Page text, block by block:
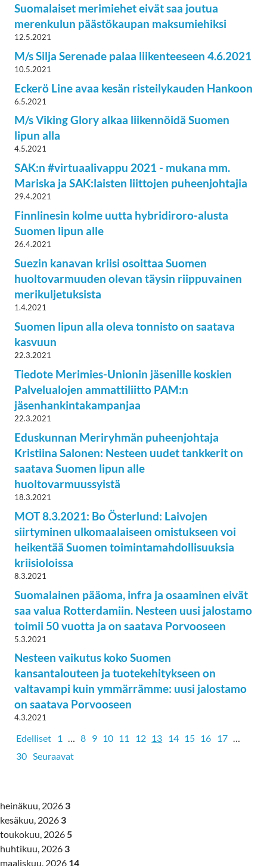
Suomalaiset merimiehet eivät saa joutua
merenkulun päästökaupan maksumiehiksi
12.5.2021
M/s Silja Serenade palaa liikenteeseen 4.6.2021
10.5.2021
Eckerö Line avaa kesän risteilykauden Hankoon
6.5.2021
M/s Viking Glory alkaa liikennöidä Suomen
lipun alla
4.5.2021
SAK:n #virtuaalivappu 2021 - mukana mm.
Mariska ja SAK:laisten liittojen puheenjohtajia
29.4.2021
Finnlinesin kolme uutta hybridiroro-alusta
Suomen lipun alle
26.4.2021
Suezin kanavan kriisi osoittaa Suomen
huoltovarmuuden olevan täysin riippuvainen
merikuljetuksista
1.4.2021
Suomen lipun alla oleva tonnisto on saatava
kasvuun
22.3.2021
Tiedote Merimies-Unionin jäsenille koskien
Palvelualojen ammattiliitto PAM:n
jäsenhankintakampanjaa
22.3.2021
Eduskunnan Meriryhmän puheenjohtaja
Kristiina Salonen: Nesteen uudet tankkerit on
saatava Suomen lipun alle
huoltovarmuussyistä
18.3.2021
MOT 8.3.2021: Bo Österlund: Laivojen
siirtyminen ulkomaalaiseen omistukseen voi
heikentää Suomen toimintamahdollisuuksia
kriisioloissa
8.3.2021
Suomalainen pääoma, infra ja osaaminen eivät
saa valua Rotterdamiin. Nesteen uusi jalostamo
toimii 50 vuotta ja on saatava Porvooseen
5.3.2021
Nesteen vaikutus koko Suomen
kansantalouteen ja tuotekehitykseen on
valtavampi kuin ymmärrämme: uusi jalostamo
on saatava Porvooseen
4.3.2021
Edelliset 1 8 9 10 11 12 13 14 15 16 17
30 Seuraavat
heinäkuu, 2026 3
kesäkuu, 2026 3
toukokuu, 20265
huhtikuu, 2026 3
maaliskuu, 2026 14